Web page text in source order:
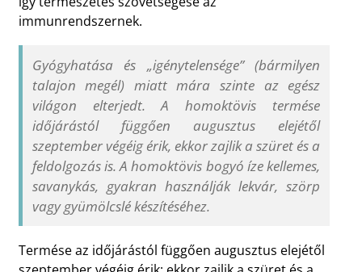
immunrendszernek.
Gyógyhatása és „igénytelensége” (bármilyen
talajon megél) miatt mára szinte az egész
világon elterjedt. A homoktövis termése
időjárástól függően augusztus elejétől
szeptember végéig érik, ekkor zajlik a szüret és a
feldolgozás is. A homoktövis bogyó íze kellemes,
savanykás, gyakran használják lekvár, szörp
vagy gyümölcslé készítéséhez.
Termése az időjárástól függően augusztus elejétől